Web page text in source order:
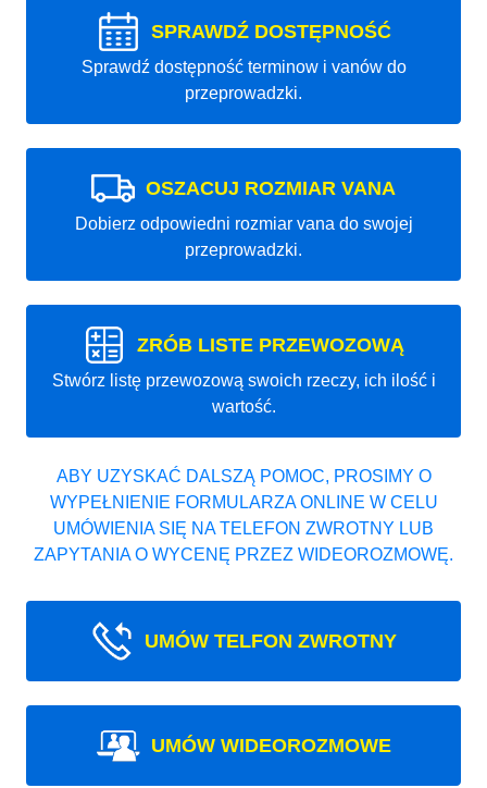
SPRAWDŹ DOSTĘPNOŚĆ
Sprawdź dostępność terminow i vanów do
przeprowadzki.
OSZACUJ ROZMIAR VANA
Dobierz odpowiedni rozmiar vana do swojej
przeprowadzki.
ZRÓB LISTE PRZEWOZOWĄ
Stwórz listę przewozową swoich rzeczy, ich ilość i
wartość.
ABY UZYSKAĆ DALSZĄ POMOC, PROSIMY O
WYPEŁNIENIE FORMULARZA ONLINE W CELU
UMÓWIENIA SIĘ NA TELEFON ZWROTNY LUB
ZAPYTANIA O WYCENĘ PRZEZ WIDEOROZMOWĘ.
UMÓW TELFON ZWROTNY
UMÓW WIDEOROZMOWE